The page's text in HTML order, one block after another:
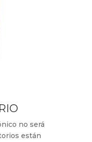
no será
están